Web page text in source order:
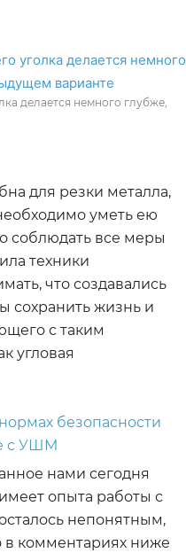
делается немного глубже,
для резки металла,
уметь ею
соблюдать все меры
техники
что создавались
сохранить жизнь и
с таким
угловая
нами сегодня
опыта работы с
непонятным,
в комментариях ниже